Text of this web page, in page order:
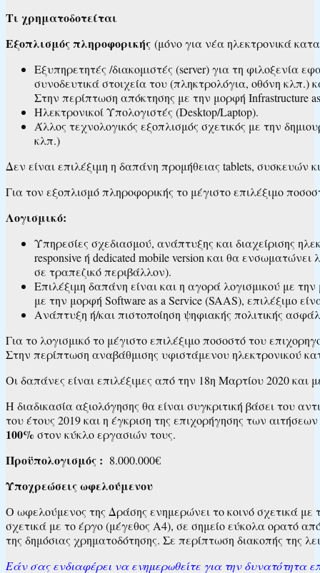
Τι χρηματοδοτείται
Εξοπλισμός πληροφορικής (μόνο για νέα ηλεκτρονικά
Εξυπηρετητές /διακομιστές (server) για τη φιλοξενία
συνοδευτικά στοιχεία του (πληκτρολόγια, οθόνη κλπ.)
Στην περίπτωση απόκτησης με την μορφή Infrastructure
Ηλεκτρονικοί Υπολογιστές (Desktop/Laptop).
Άλλος τεχνολογικός εξοπλισμός σχετικός με την
κλπ.)
Δεν είναι επιλέξιμη η δαπάνη προμήθειας tablets, συσκευών
Για τον εξοπλισμό πληροφορικής το μέγιστο επιλέξιμο
Λογισμικό:
Υπηρεσίες σχεδιασμού, ανάπτυξης και διαχείρισης
responsive ή dedicated mobile version και θα
σε τραπεζικό περιβάλλον).
Επιλέξιμη δαπάνη είναι και η αγορά λογισμικού με
με την μορφή Software as a Service (SAAS), επιλέξιμο
Ανάπτυξη ή/και πιστοποίηση ψηφιακής πολιτικής
Για το λογισμικό το μέγιστο επιλέξιμο ποσοστό του
Στην περίπτωση αναβάθμισης υφιστάμενου ηλεκτρονικού
Οι δαπάνες είναι επιλέξιμες από την 18η Μαρτίου 2020 και
Η διαδικασία αξιολόγησης θα είναι συγκριτική βάσει του
του έτους 2019 και η έγκριση της επιχορήγησης των
100% στον κύκλο εργασιών τους.
Προϋπολογισμός : 8.000.000€
Υποχρεώσεις ωφελούμενου
Ο ωφελούμενος της Δράσης ενημερώνει το κοινό σχετικά με
σχετικά με το έργο (μέγεθος Α4), σε σημείο εύκολα ορατό
της δημόσιας χρηματοδότησης. Σε περίπτωση διακοπής της
Εάν σας ενδιαφέρει να ενημερωθείτε για την δυνατότητα